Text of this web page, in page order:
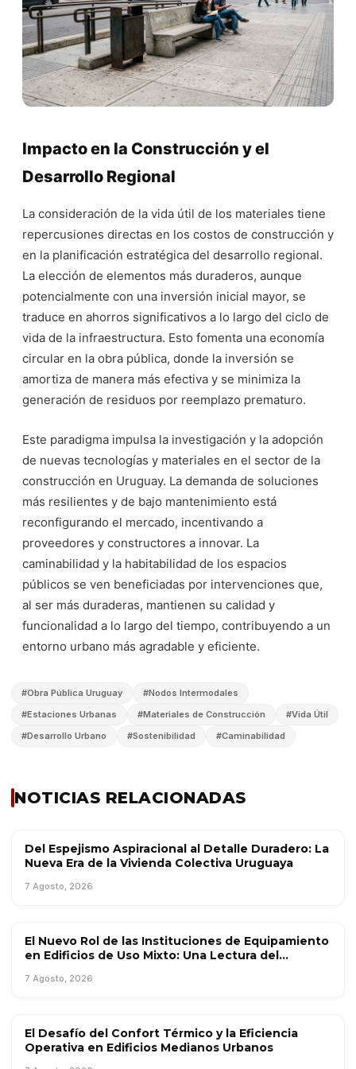
Impacto en la Construcción y el
Desarrollo Regional
La consideración de la vida útil de los materiales tiene
repercusiones directas en los costos de construcción y
en la planificación estratégica del desarrollo regional.
La elección de elementos más duraderos, aunque
potencialmente con una inversión inicial mayor, se
traduce en ahorros significativos a lo largo del ciclo de
vida de la infraestructura. Esto fomenta una economía
circular en la obra pública, donde la inversión se
amortiza de manera más efectiva y se minimiza la
generación de residuos por reemplazo prematuro.
Este paradigma impulsa la investigación y la adopción
de nuevas tecnologías y materiales en el sector de la
construcción en Uruguay. La demanda de soluciones
más resilientes y de bajo mantenimiento está
reconfigurando el mercado, incentivando a
proveedores y constructores a innovar. La
caminabilidad y la habitabilidad de los espacios
públicos se ven beneficiadas por intervenciones que,
al ser más duraderas, mantienen su calidad y
funcionalidad a lo largo del tiempo, contribuyendo a un
entorno urbano más agradable y eficiente.
#Obra Pública Uruguay #Nodos Intermodales
#Estaciones Urbanas #Materiales de Construcción #Vida Útil
#Desarrollo Urbano #Sostenibilidad #Caminabilidad
NOTICIAS RELACIONADAS
TENDENCIAS
Del Espejismo Aspiracional al Detalle Duradero: La
Nueva Era de la Vivienda Colectiva Uruguaya
7 Agosto, 2026
INFORMES ESPECIALES
El Nuevo Rol de las Instituciones de Equipamiento
en Edificios de Uso Mixto: Una Lectura del
7 Agosto, 2026
INTERÉS GENERAL
El Desafío del Confort Térmico y la Eficiencia
Operativa en Edificios Medianos Urbanos